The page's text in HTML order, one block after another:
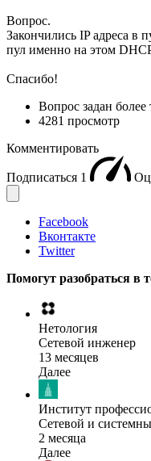
Вопрос.
Закончились IP адреса в
пул именно на этом
Спасибо!
Вопрос задан более
4281 просмотр
Комментировать
Подписаться 1
Facebook
Вконтакте
Twitter
Помогут разобраться в
Нетология
Сетевой инженер
13 месяцев
Далее
Институт
Сетевой и
2 месяца
Далее